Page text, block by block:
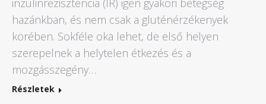
inzulinrezisztencia (IR) igen gyakori betegség
hazánkban, és nem csak a gluténérzékenyek
körében. Sokféle oka lehet, de első helyen
szerepelnek a helytelen étkezés és a
mozgásszegény…
Részletek